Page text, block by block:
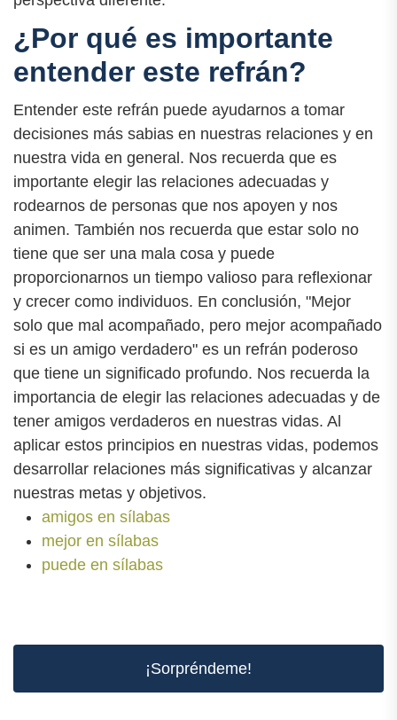
¿Por qué es importante
entender este refrán?
Entender este refrán puede ayudarnos a tomar
decisiones más sabias en nuestras relaciones y en
nuestra vida en general. Nos recuerda que es
importante elegir las relaciones adecuadas y
rodearnos de personas que nos apoyen y nos
animen. También nos recuerda que estar solo no
tiene que ser una mala cosa y puede
proporcionarnos un tiempo valioso para reflexionar
y crecer como individuos. En conclusión, "Mejor
solo que mal acompañado, pero mejor acompañado
si es un amigo verdadero" es un refrán poderoso
que tiene un significado profundo. Nos recuerda la
importancia de elegir las relaciones adecuadas y de
tener amigos verdaderos en nuestras vidas. Al
aplicar estos principios en nuestras vidas, podemos
desarrollar relaciones más significativas y alcanzar
nuestras metas y objetivos.
amigos en sílabas
mejor en sílabas
puede en sílabas
¡Sorpréndeme!